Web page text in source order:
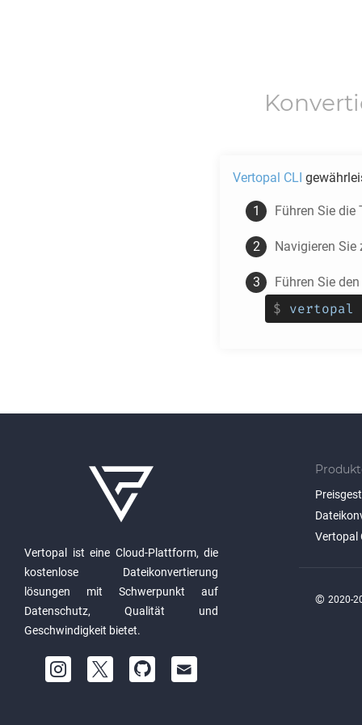
Vertopal CLI
Führen Sie
Navigieren
Führen Sie
$ vertopal
Vertopal ist eine Cloud-Plattform, die
kostenlose Dateikonvertierung
lösungen mit Schwerpunkt auf
Datenschutz, Qualität und
Geschwindigkeit bietet.
Vertopal
© 2020-